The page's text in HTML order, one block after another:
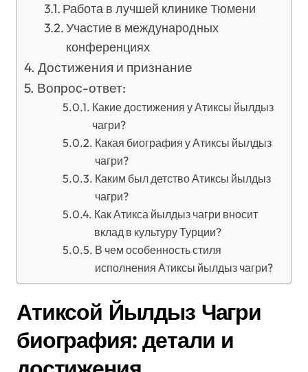
Работа в лучшей клинике Тюмени
Участие в международных
конференциях
Достижения и признание
Вопрос-ответ:
Какие достижения у Атиксы йылдыз
чагри?
Какая биография у Атиксы йылдыз
чагри?
Каким был детство Атиксы йылдыз
чагри?
Как Атикса йылдыз чагри вносит
вклад в культуру Турции?
В чем особенность стиля
исполнения Атиксы йылдыз чагри?
Атиксой Йылдыз Чагри
биография: детали и